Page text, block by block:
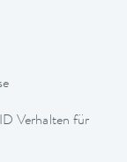
Verhalten für